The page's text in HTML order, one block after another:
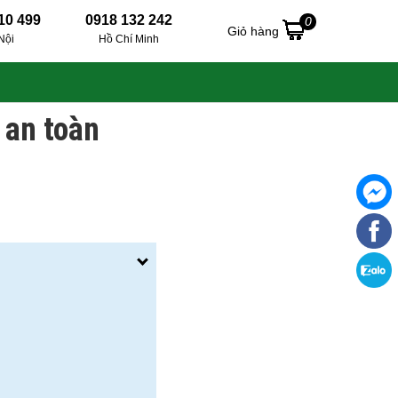
499 0918 132 242
Hồ Chí Minh
Giỏ hàng
0
toàn